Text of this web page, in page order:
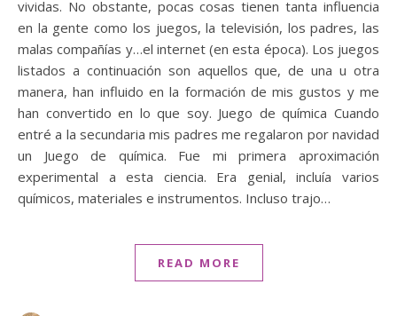
vividas. No obstante, pocas cosas tienen tanta influencia
en la gente como los juegos, la televisión, los padres, las
malas compañías y…el internet (en esta época). Los juegos
listados a continuación son aquellos que, de una u otra
manera, han influido en la formación de mis gustos y me
han convertido en lo que soy. Juego de química Cuando
entré a la secundaria mis padres me regalaron por navidad
un Juego de química. Fue mi primera aproximación
experimental a esta ciencia. Era genial, incluía varios
químicos, materiales e instrumentos. Incluso trajo…
READ MORE